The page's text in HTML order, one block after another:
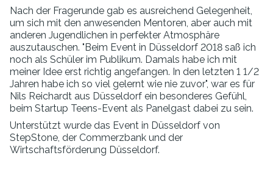
Nach der Fragerunde gab es ausreichend Gelegenheit,
um sich mit den anwesenden Mentoren, aber auch mit
anderen Jugendlichen in perfekter Atmosphäre
auszutauschen. "Beim Event in Düsseldorf 2018 saß ich
noch als Schüler im Publikum. Damals habe ich mit
meiner Idee erst richtig angefangen. In den letzten 1 1/2
Jahren habe ich so viel gelernt wie nie zuvor", war es für
Nils Reichardt aus Düsseldorf ein besonderes Gefühl,
beim Startup Teens-Event als Panelgast dabei zu sein.
Unterstützt wurde das Event in Düsseldorf von
StepStone, der Commerzbank und der
Wirtschaftsförderung Düsseldorf.